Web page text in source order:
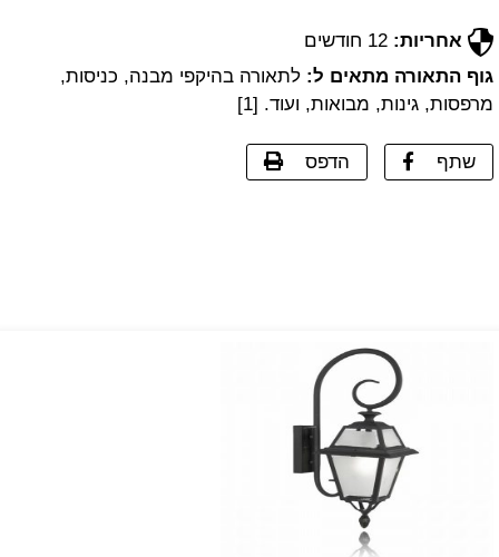
אחריות:
גוף התאורה מתאים ל: לתאורה בהיקפי מבנה, כניסות,
מרפסות, גינות, מבואות, ועוד. [1]
שתף הדפס